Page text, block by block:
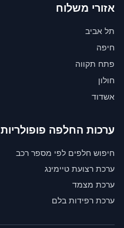
אזורי משלוח
תל אביב
חיפה
פתח תקווה
חולון
אשדוד
ערכות החלפה פופולריות
חיפוש חלפים לפי מספר רכב
ערכת רצועת טיימינג
ערכת מצמד
ערכת רפידות בלם